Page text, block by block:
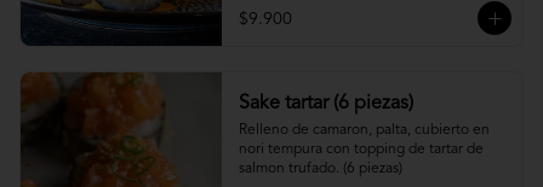
$9.900
Sake tartar (6 piezas)
Relleno de camaron, palta, cubierto en
nori tempura con topping de tartar de
salmon trufado. (6 piezas)